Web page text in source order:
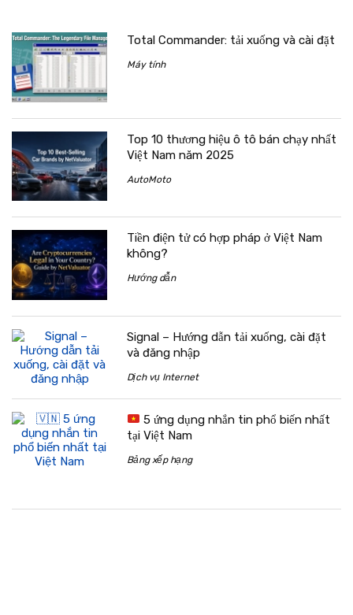
Total Commander: tải xuống và cài đặt
Máy tính
Top 10 thương hiệu ô tô bán chạy nhất
Việt Nam năm 2025
AutoMoto
Tiền điện tử có hợp pháp ở Việt Nam
không?
Hướng dẫn
Signal – Hướng dẫn tải xuống, cài đặt
và đăng nhập
Dịch vụ Internet
5 ứng dụng nhắn tin phổ biến nhất
tại Việt Nam
Bảng xếp hạng